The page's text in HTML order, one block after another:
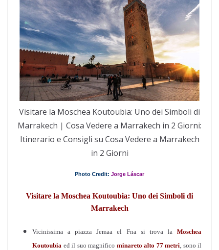
Visitare la Moschea Koutoubia: Uno dei Simboli di
Marrakech | Cosa Vedere a Marrakech in 2 Giorni:
Itinerario e Consigli su Cosa Vedere a Marrakech
in 2 Giorni
Photo Credit: Jorge Láscar
Visitare la Moschea Koutoubia: Uno dei Simboli di
Marrakech
Vicinissima a piazza Jemaa el Fna si trova la Moschea
Koutoubia ed il suo magnifico minareto alto 77 metri, sono il